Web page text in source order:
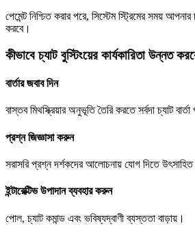
পেমেন্ট নিশ্চিত করার পরে, সিস্টেম স্ট্রিমের সময়
করবে।
কীভাবে চ্যাট বুস্টিংয়ের কার্যকারিতা উন্নত
বার্তার জবাব দিন
বাস্তব মিথস্ক্রিয়ার অনুভূতি তৈরি করতে সর্বদা চ্যাট
প্রশ্ন জিজ্ঞাসা করুন
সরাসরি প্রশ্ন দর্শকদের আলোচনায় যোগ দিতে
ইন্টারেক্টিভ উপাদান ব্যবহার করুন
পোল, চ্যাট কমান্ড এবং ভবিষ্যদ্বাণী ব্যস্ততা বাড়ায়।